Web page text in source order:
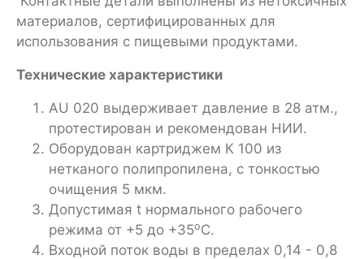
материалов, сертифицированных для
использования с пищевыми продуктами.
Технические характеристики
AU 020 выдерживает давление в 28 атм.,
протестирован и рекомендован НИИ.
Оборудован картриджем К 100 из
нетканого полипропилена, с тонкостью
очищения 5 мкм.
Допустимая t нормального рабочего
режима от +5 до +35оС.
Входной поток воды в пределах 0,14 - 0,8